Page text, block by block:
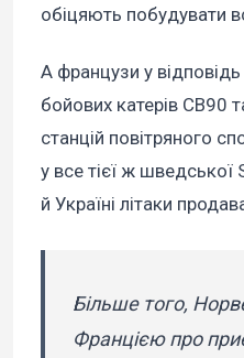
обіцяють побудувати
А французи у
бойових катерів CB90
станцій повітряного
у все тієї ж шведської
й Україні літаки
Більше того,
Францією про